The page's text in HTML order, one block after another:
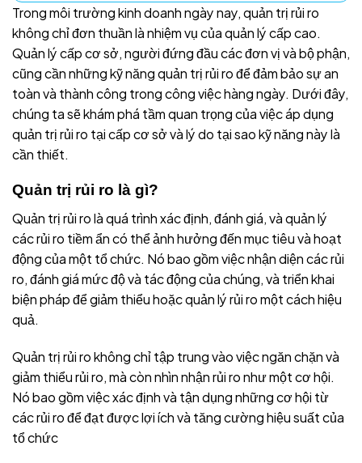
Trong môi trường kinh doanh ngày nay, quản trị rủi ro
không chỉ đơn thuần là nhiệm vụ của quản lý cấp cao.
Quản lý cấp cơ sở, người đứng đầu các đơn vị và bộ phận,
cũng cần những kỹ năng quản trị rủi ro để đảm bảo sự an
toàn và thành công trong công việc hàng ngày. Dưới đây,
chúng ta sẽ khám phá tầm quan trọng của việc áp dụng
quản trị rủi ro tại cấp cơ sở và lý do tại sao kỹ năng này là
cần thiết.
Quản trị rủi ro là gì?
Quản trị rủi ro là quá trình xác định, đánh giá, và quản lý
các rủi ro tiềm ẩn có thể ảnh hưởng đến mục tiêu và hoạt
động của một tổ chức. Nó bao gồm việc nhận diện các rủi
ro, đánh giá mức độ và tác động của chúng, và triển khai
biện pháp để giảm thiểu hoặc quản lý rủi ro một cách hiệu
quả.
Quản trị rủi ro không chỉ tập trung vào việc ngăn chặn và
giảm thiểu rủi ro, mà còn nhìn nhận rủi ro như một cơ hội.
Nó bao gồm việc xác định và tận dụng những cơ hội từ
các rủi ro để đạt được lợi ích và tăng cường hiệu suất của
tổ chức